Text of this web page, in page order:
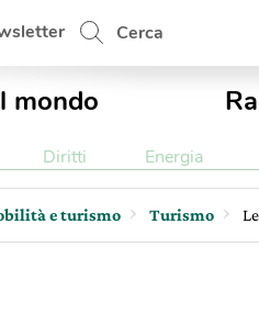
Cerca
mondo
Diritti Energia
e turismo Turismo